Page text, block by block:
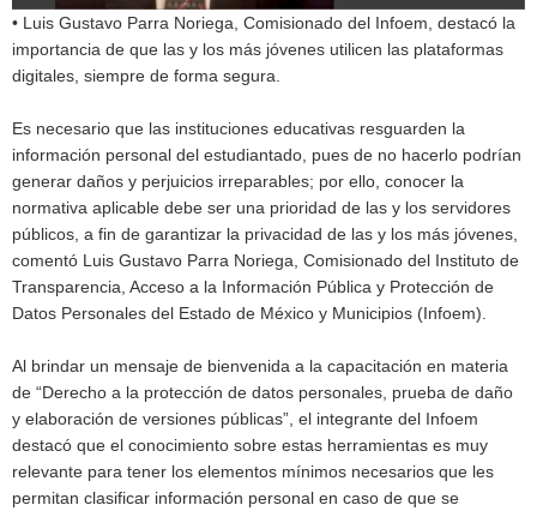
• Luis Gustavo Parra Noriega, Comisionado del Infoem, destacó la
importancia de que las y los más jóvenes utilicen las plataformas
digitales, siempre de forma segura.
Es necesario que las instituciones educativas resguarden la
información personal del estudiantado, pues de no hacerlo podrían
generar daños y perjuicios irreparables; por ello, conocer la
normativa aplicable debe ser una prioridad de las y los servidores
públicos, a fin de garantizar la privacidad de las y los más jóvenes,
comentó Luis Gustavo Parra Noriega, Comisionado del Instituto de
Transparencia, Acceso a la Información Pública y Protección de
Datos Personales del Estado de México y Municipios (Infoem).
Al brindar un mensaje de bienvenida a la capacitación en materia
de “Derecho a la protección de datos personales, prueba de daño
y elaboración de versiones públicas”, el integrante del Infoem
destacó que el conocimiento sobre estas herramientas es muy
relevante para tener los elementos mínimos necesarios que les
permitan clasificar información personal en caso de que se